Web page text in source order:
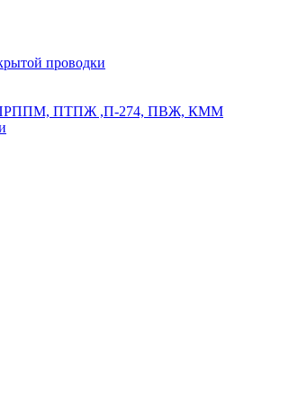
проводки
ПТПЖ ,П-274, ПВЖ, КММ